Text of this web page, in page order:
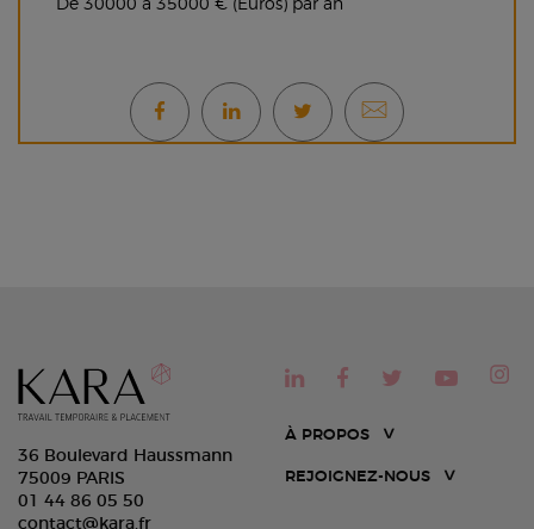
De 30000 à 35000 € (Euros) par an
36 Boulevard Haussmann
75009 PARIS
01 44 86 05 50
contact@kara.fr
À PROPOS
REJOIGNEZ-NOUS